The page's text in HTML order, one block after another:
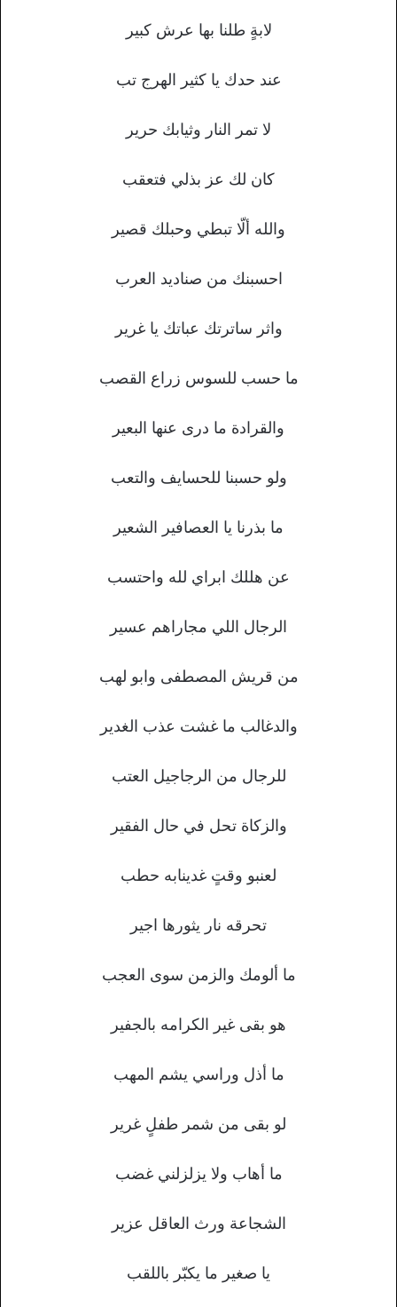
لابةٍ طلنا بها عرش كبير
عند حدك يا كثير الهرج تب
لا تمر النار وثيابك حرير
كان لك عز بذلي فتعقب
والله ألّا تبطي وحبلك قصير
احسبنك من صناديد العرب
واثر ساترتك عباتك يا غرير
ما حسب للسوس زراع القصب
والقرادة ما درى عنها البعير
ولو حسبنا للحسايف والتعب
ما بذرنا يا العصافير الشعير
عن هللك ابراي لله واحتسب
الرجال اللي مجاراهم عسير
من قريش المصطفى وابو لهب
والدغالب ما غشت عذب الغدير
للرجال من الرجاجيل العتب
والزكاة تحل في حال الفقير
لعنبو وقتٍ غدينابه حطب
تحرقه نار يثورها اجير
ما ألومك والزمن سوى العجب
هو بقى غير الكرامه بالجفير
ما أذل وراسي يشم المهب
لو بقى من شمر طفلٍ غرير
ما أهاب ولا يزلزلني غضب
الشجاعة ورث العاقل عزير
يا صغير ما يكبّر باللقب